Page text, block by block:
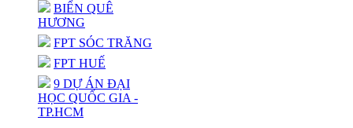
BIỂN QUÊ
HƯƠNG
FPT SÓC TRĂNG
FPT HUẾ
9 DỰ ÁN ĐẠI
HỌC QUỐC GIA -
TP.HCM